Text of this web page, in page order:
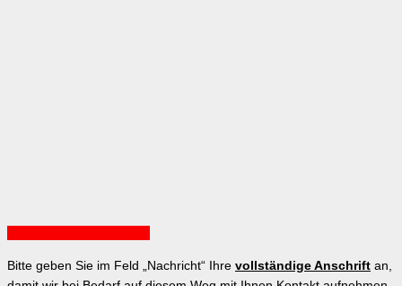
Bitte geben Sie im Feld „Nachricht“ Ihre vollständige Anschrift an,